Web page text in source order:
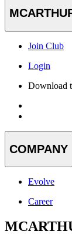
Join Club
Login
Download
COMPANY
Evolve
Career